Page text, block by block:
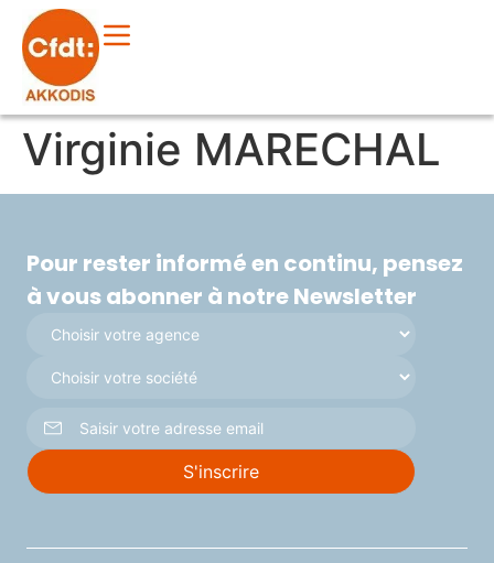
Virginie MARECHAL
Pour rester informé en continu, pensez
à vous abonner à notre Newsletter